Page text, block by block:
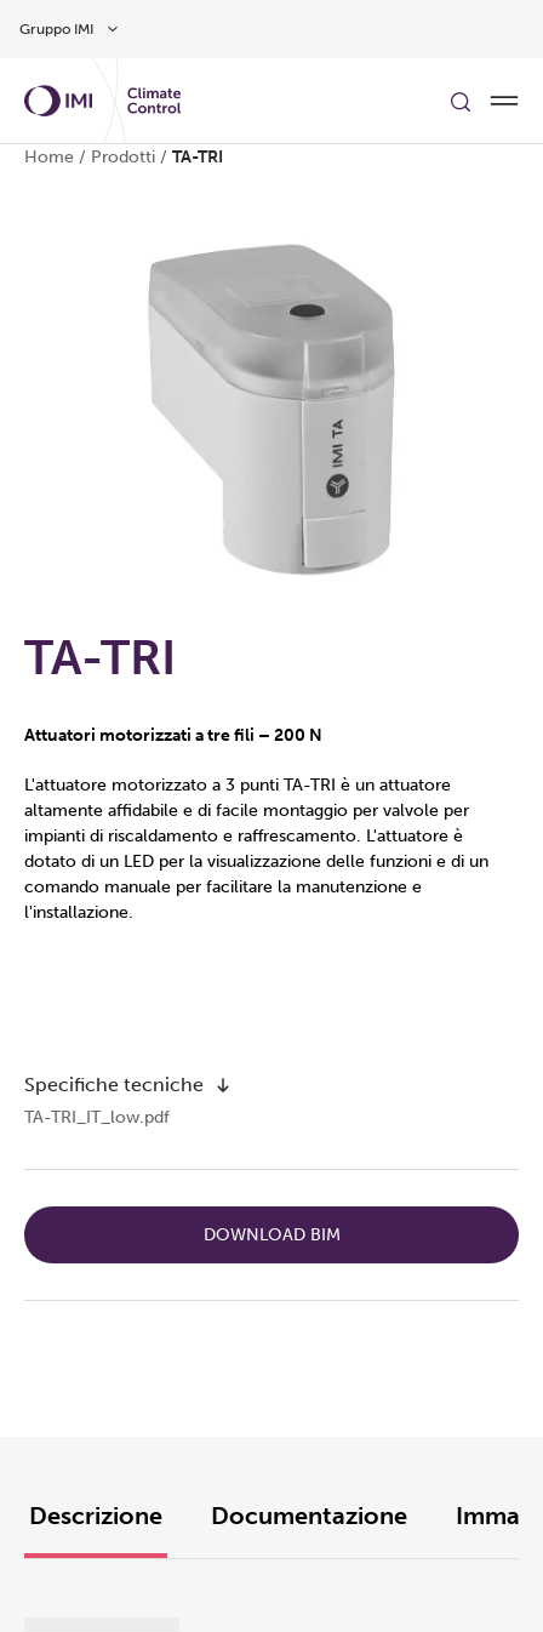
Gruppo IMI
Home / Prodotti / TA-TRI
TA-TRI
Attuatori motorizzati a tre fili – 200 N
L'attuatore motorizzato a 3 punti TA-TRI è un attuatore
altamente affidabile e di facile montaggio per valvole per
impianti di riscaldamento e raffrescamento. L'attuatore è
dotato di un LED per la visualizzazione delle funzioni e di un
comando manuale per facilitare la manutenzione e
l'installazione.
Specifiche tecniche
TA-TRI_IT_low.pdf
DOWNLOAD BIM
Descrizione Documentazione